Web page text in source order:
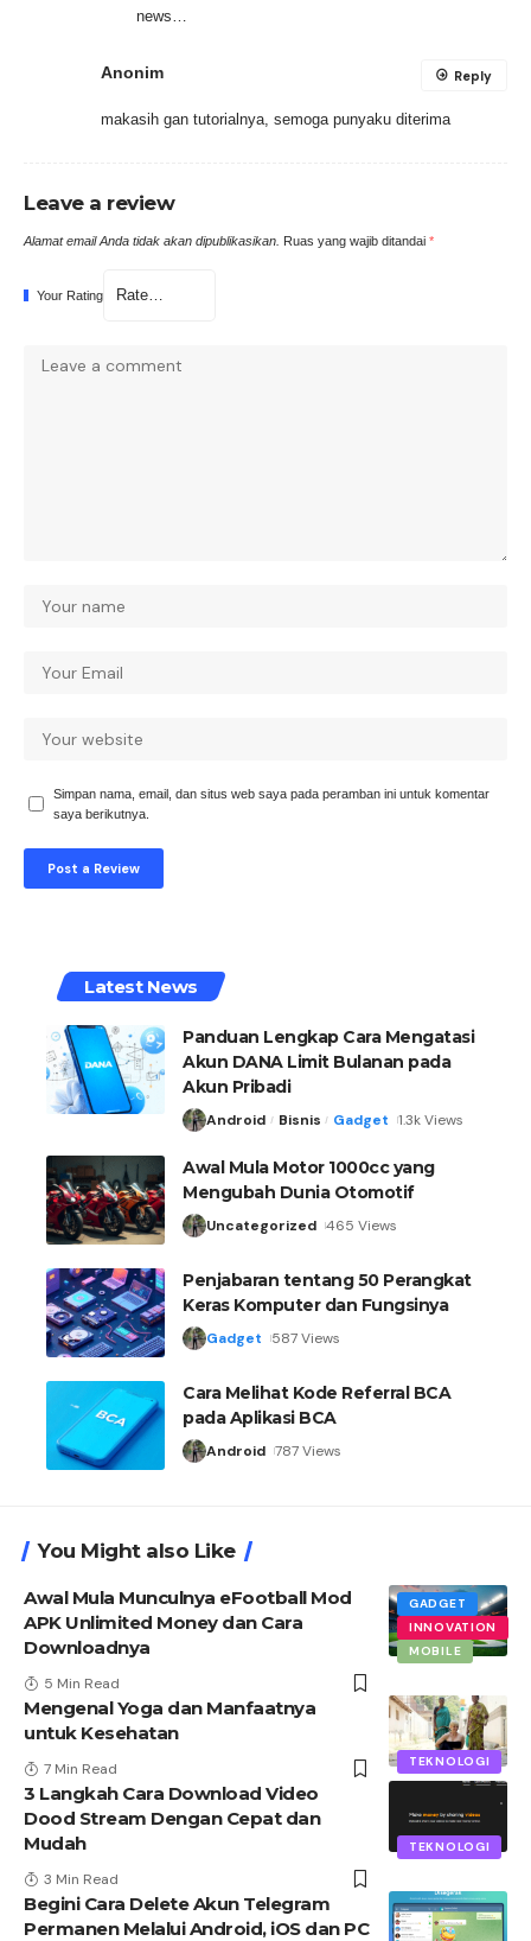
news…
Anonim
makasih gan tutorialnya, semoga punyaku diterima
Reply
Leave a review
Alamat email Anda tidak akan dipublikasikan. Ruas yang wajib ditandai *
Your Rating
Simpan nama, email, dan situs web saya pada peramban ini untuk komentar
saya berikutnya.
Latest News
Panduan Lengkap Cara Mengatasi
Akun DANA Limit Bulanan pada
Akun Pribadi
Android Bisnis Gadget 1.3k Views
Awal Mula Motor 1000cc yang
Mengubah Dunia Otomotif
Uncategorized 465 Views
Penjabaran tentang 50 Perangkat
Keras Komputer dan Fungsinya
Gadget 587 Views
Cara Melihat Kode Referral BCA
pada Aplikasi BCA
Android 787 Views
You Might also Like
GADGET
INNOVATION
MOBILE
Awal Mula Munculnya eFootball Mod
APK Unlimited Money dan Cara
Downloadnya
5 Min Read
TEKNOLOGI
Mengenal Yoga dan Manfaatnya
untuk Kesehatan
7 Min Read
TEKNOLOGI
3 Langkah Cara Download Video
Dood Stream Dengan Cepat dan
Mudah
3 Min Read
Begini Cara Delete Akun Telegram
Permanen Melalui Android, iOS dan PC